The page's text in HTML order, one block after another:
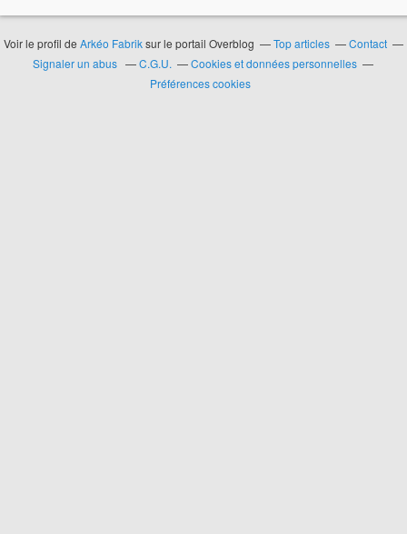
Voir le profil de Arkéo Fabriksur le portail Overblog Top articles
Contact
Signaler un abus
C.G.U.
Cookies et données personnelles
Préférences cookies